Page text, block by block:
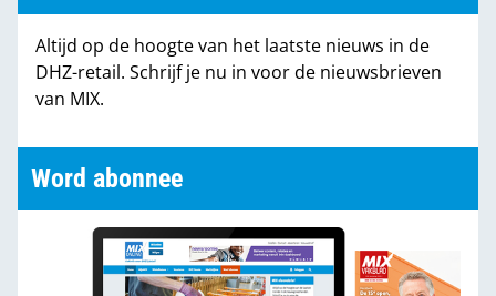
Partners
Altijd op de hoogte van het laatste nieuws in de
DHZ-retail. Schrijf je nu in voor de nieuwsbrieven
van MIX.
Word abonnee